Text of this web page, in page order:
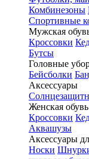
Комбинезоны
Спортивные
Мужская
Кроссовки
Бутсы
Головные
Бейсболки
Аксессуары
Женская обувь
Кроссовки
Аквашузы
Аксессуары
Носки